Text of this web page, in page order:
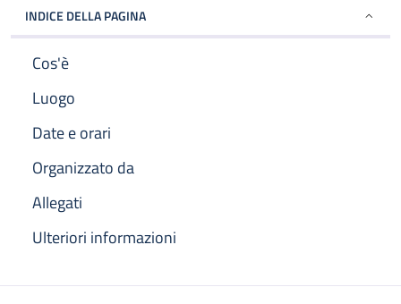
INDICE DELLA PAGINA
Cos'è
Luogo
Date e orari
Organizzato da
Allegati
Ulteriori informazioni